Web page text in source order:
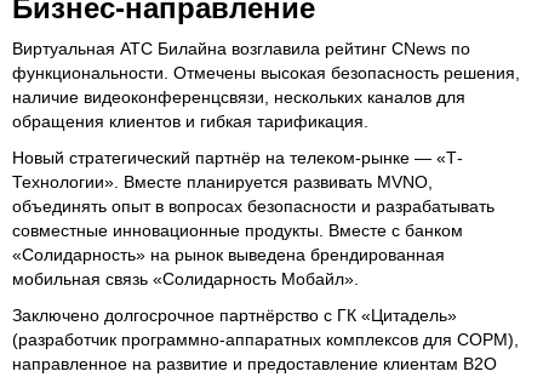
Бизнес-направление
Виртуальная АТС Билайна возглавила рейтинг CNews по
функциональности. Отмечены высокая безопасность решения,
наличие видеоконференцсвязи, нескольких каналов для
обращения клиентов и гибкая тарификация.
Новый стратегический партнёр на телеком-рынке — «Т-
Технологии». Вместе планируется развивать MVNO,
объединять опыт в вопросах безопасности и разрабатывать
совместные инновационные продукты. Вместе с банком
«Солидарность» на рынок выведена брендированная
мобильная связь «Солидарность Мобайл».
Заключено долгосрочное партнёрство с ГК «Цитадель»
(разработчик программно-аппаратных комплексов для СОРМ),
направленное на развитие и предоставление клиентам B2O